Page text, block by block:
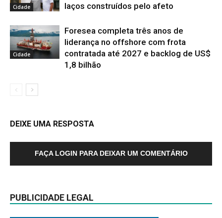
Cidade
laços construídos pelo afeto
Cidade
Foresea completa três anos de
liderança no offshore com frota
contratada até 2027 e backlog de US$
1,8 bilhão
DEIXE UMA RESPOSTA
FAÇA LOGIN PARA DEIXAR UM COMENTÁRIO
PUBLICIDADE LEGAL